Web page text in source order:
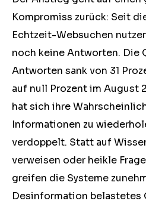
Kompromiss zurück: Seit
Echtzeit-Websuchen
noch keine Antworten. Die
Antworten sank von 31
auf null Prozent im August
hat sich ihre
Informationen zu
verdoppelt. Statt auf
verweisen oder heikle
greifen die Systeme
Desinformation belastetes